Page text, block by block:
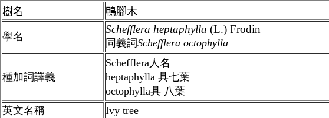
樹名 鴨腳木
學名
Schefflera heptaphylla (L.) Frodin
同義詞Schefflera octophylla
種加詞譯義
Schefflera人名
heptaphylla 具七葉
octophylla具 八葉
英文名稱
Ivy tree